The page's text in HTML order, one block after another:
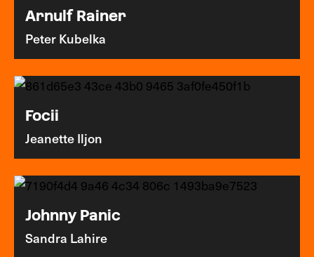
Arnulf Rainer
Peter Kubelka
Focii
Jeanette Iljon
Johnny Panic
Sandra Lahire